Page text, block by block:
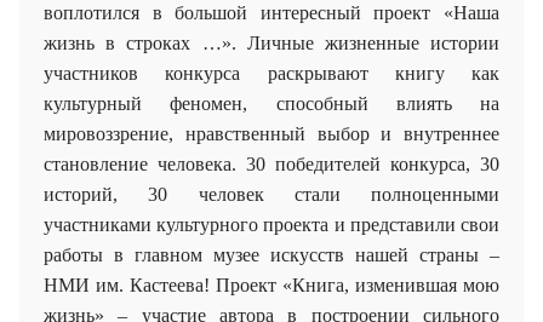
воплотился в большой интересный проект «Наша
жизнь в строках …». Личные жизненные истории
участников конкурса раскрывают книгу как
культурный феномен, способный влиять на
мировоззрение, нравственный выбор и внутреннее
становление человека. 30 победителей конкурса, 30
историй, 30 человек стали полноценными
участниками культурного проекта и представили свои
работы в главном музее искусств нашей страны –
НМИ им. Кастеева! Проект «Книга, изменившая мою
жизнь» – участие автора в построении сильного